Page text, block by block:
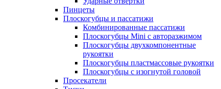
Пинцеты
Плоскогубцы и пассатижи
Комбинированные пассатижи
Плоскогубцы Mini с авторазжимом
Плоскогубцы двухкомпонентные
рукоятки
Плоскогубцы пластмассовые рукоятки
Плоскогубцы с изогнутой головой
Просекатели